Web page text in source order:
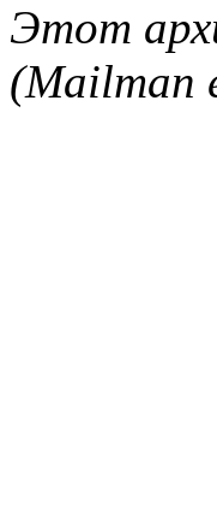
Этот
(Mailman